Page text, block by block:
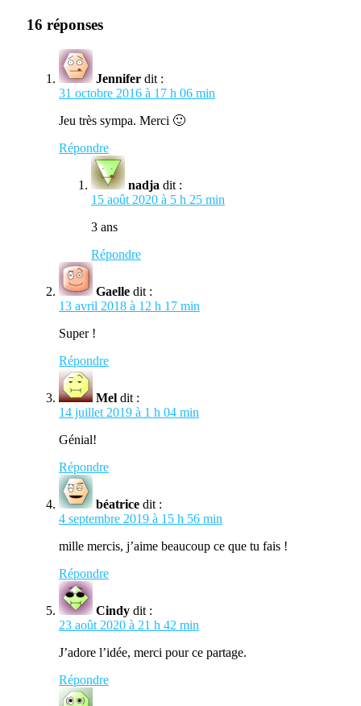
16 réponses
Jennifer dit :
31 octobre 2016 à 17 h 06 min
Jeu très sympa. Merci 🙂
Répondre
nadja dit :
15 août 2020 à 5 h 25 min
3 ans
Répondre
Gaelle dit :
13 avril 2018 à 12 h 17 min
Super !
Répondre
Mel dit :
14 juillet 2019 à 1 h 04 min
Génial!
Répondre
béatrice dit :
4 septembre 2019 à 15 h 56 min
mille mercis, j’aime beaucoup ce que tu fais !
Répondre
Cindy dit :
23 août 2020 à 21 h 42 min
J’adore l’idée, merci pour ce partage.
Répondre